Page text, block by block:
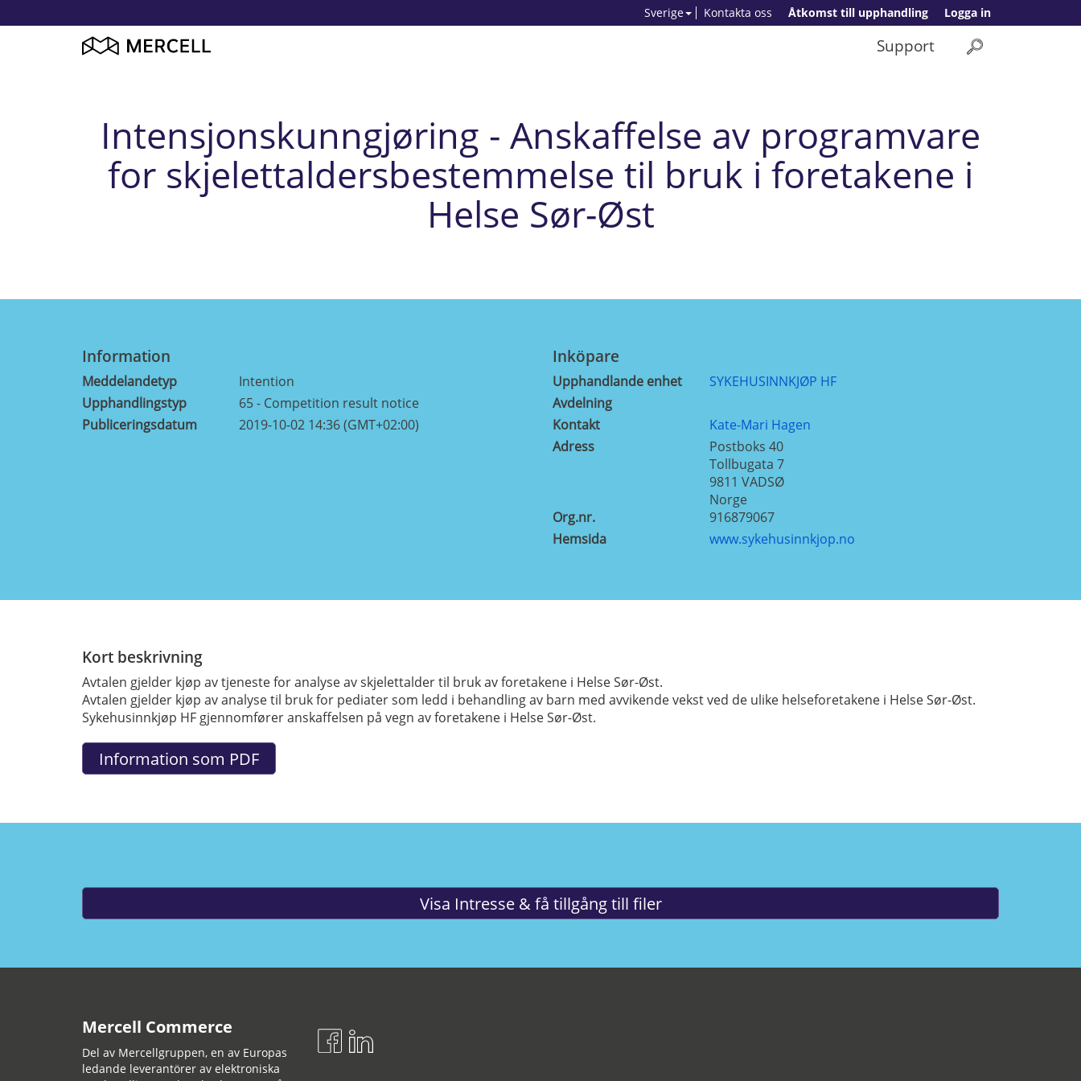
Logga in
Åtkomst till upphandling
Kontakta oss
Sverige
Support
Intensjonskunngjøring - Anskaffelse av programvare
for skjelettaldersbestemmelse til bruk i foretakene i
Helse Sør-Øst
Information
Meddelandetyp
Intention
Upphandlingstyp
65 - Competition result notice
Publiceringsdatum
2019-10-02 14:36 (GMT+02:00)
Inköpare
Upphandlande enhet
SYKEHUSINNKJØP HF
Avdelning
Kontakt
Kate-Mari Hagen
Adress
Postboks 40
Tollbugata 7
9811 VADSØ
Norge
Org.nr.
916879067
Hemsida
www.sykehusinnkjop.no
Kort beskrivning
Avtalen gjelder kjøp av tjeneste for analyse av skjelettalder til bruk av foretakene i Helse Sør-Øst.
Avtalen gjelder kjøp av analyse til bruk for pediater som ledd i behandling av barn med avvikende vekst ved de ulike helseforetakene i Helse Sør-Øst.
Sykehusinnkjøp HF gjennomfører anskaffelsen på vegn av foretakene i Helse Sør-Øst.
Mercell Commerce
Del av Mercellgruppen, en av Europas
ledande leverantörer av elektroniska